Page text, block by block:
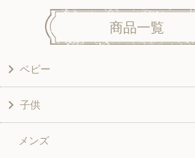
商品一覧
ベビー
洋服
和風衣類
子供
ワンピース
メンズ